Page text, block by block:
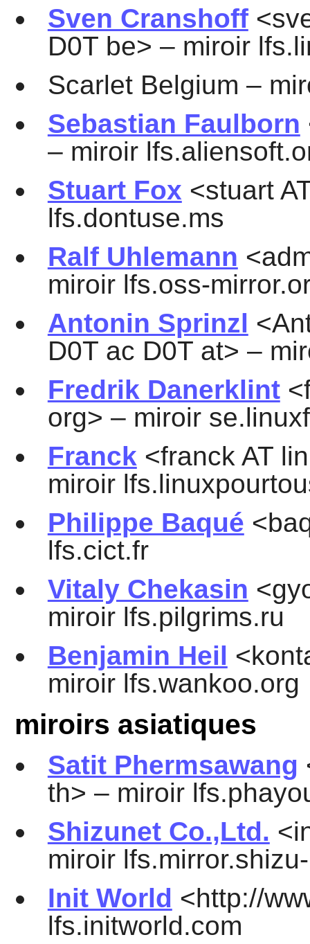
Sven Cranshoff
D0T be> – miroir
Scarlet Belgium –
Sebastian Faulborn
– miroir
Stuart Fox <stuart
lfs.dontuse.ms
Ralf Uhlemann
miroir lfs.oss-
Antonin Sprinzl
D0T ac D0T at> –
Fredrik Danerklint
org> – miroir
Franck <franck AT
miroir
Philippe Baqué
lfs.cict.fr
Vitaly Chekasin
miroir lfs.pilgrims.ru
Benjamin Heil
miroir lfs.wankoo.org
miroirs asiatiques
Satit Phermsawang
th> – miroir
Shizunet Co.,Ltd.
miroir
Init World <http://
lfs.initworld.com